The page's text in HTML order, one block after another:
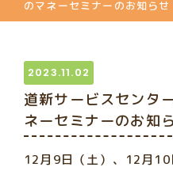
マネーセミナーの申込
相談申込
のマネーセミナーのお知らせ
2023.11.02
道新サービスセンタ
ネーセミナーのお知
12月9日（土）、12月10